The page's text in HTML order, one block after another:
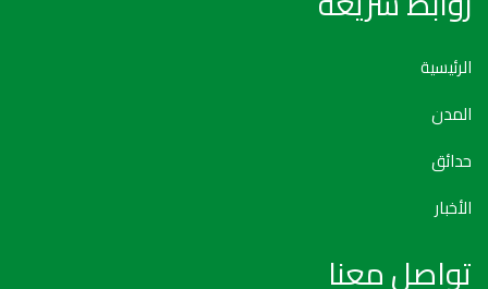
الرئيسية
المدن
حدائق
الأخبار
تواصل معنا